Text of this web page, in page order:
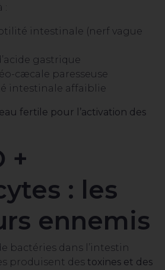
:
intestinale (nerf vague
gastrique
cæcale paresseuse
intestinale affaiblie
fertile pour l’activation des
+
: les
ennemis
bactéries dans l’intestin
produisent des toxines et des